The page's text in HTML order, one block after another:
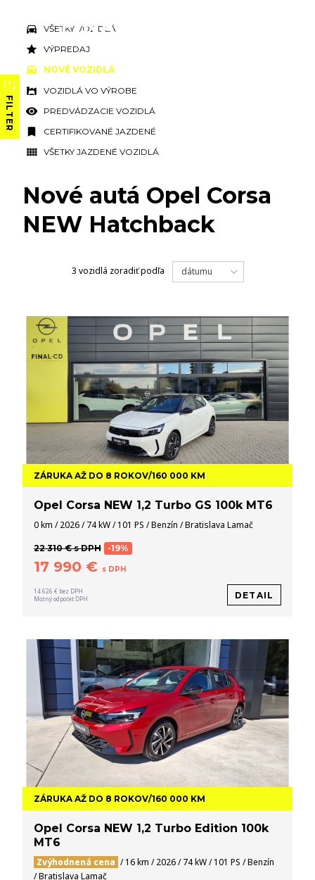
FILTER
VŠETKY VOZIDLÁ
VÝPREDAJ
NOVÉ VOZIDLÁ
VOZIDLÁ VO VÝROBE
PREDVÁDZACIE VOZIDLÁ
CERTIFIKOVANÉ JAZDENÉ
VŠETKY JAZDENÉ VOZIDLÁ
Nové autá Opel Corsa
NEW Hatchback
3 vozidlá zoradiť podľa dátumu
ZÁRUKA AŽ DO 8 ROKOV/160 000 KM
Opel Corsa NEW 1,2 Turbo GS 100k MT6
0 km / 2026 / 74 kW / 101 PS / Benzín / Bratislava Lamač
22 310 € s DPH -19%
17 990 € s DPH
14 626 € bez DPH
Možný odpočet DPH
DETAIL
ZÁRUKA AŽ DO 8 ROKOV/160 000 KM
Opel Corsa NEW 1,2 Turbo Edition 100k
MT6
Zvýhodnená cena / 16 km / 2026 / 74 kW / 101 PS / Benzín
/ Bratislava Lamač